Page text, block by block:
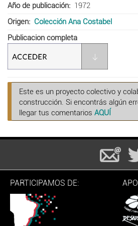
Año de publicación
1972
Origen
Colección Ana Costabel
Publicacion completa
Este es un proyecto colectivo y
construcción. Si encontrás algún
llegar tus comentarios AQUÍ
PARTICIPAMOS DE: